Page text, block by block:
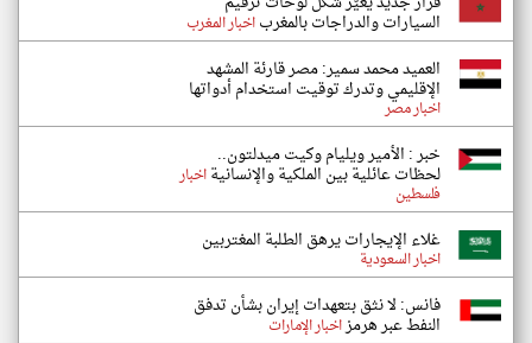
السيارات والدراجات بالمغرباخبار المغرب
العميد محمد سمير: مصر قارئة المشهد
الإقليمي وتدرك توقيت استخدام أدواتها
اخبار مصر
خبر : الأمير ويليام وكيت ميدلتون..
لحظات عائلية بين الملكية والإنسانيةاخبار
فلسطين
غلاء الإيجارات يرهق الطلبة المغتربين
اخبار السعودية
فانس: لا نثق بتعهدات إيران بشأن تدفق
النفط عبر هرمزاخبار الإمارات